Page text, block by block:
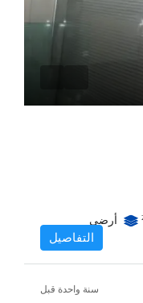
أرضي
التفاصيل
‏سنة واحدة قبل